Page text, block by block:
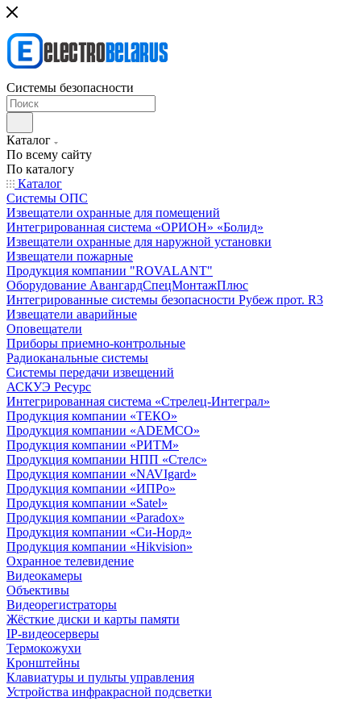
Системы безопасности
Каталог
По всему сайту
По каталогу
Каталог
Системы ОПС
Извещатели охранные для помещений
Интегрированная система «ОРИОН» «Болид»
Извещатели охранные для наружной установки
Извещатели пожарные
Продукция компании "ROVALANT"
Оборудование АвангардСпецМонтажПлюс
Интегрированные системы безопасности Рубеж прот. R3
Извещатели аварийные
Оповещатели
Приборы приемно-контрольные
Радиоканальные системы
Системы передачи извещений
АСКУЭ Ресурс
Интегрированная система «Стрелец-Интеграл»
Продукция компании «ТЕКО»
Продукция компании «ADEMCO»
Продукция компании «РИТМ»
Продукция компании НПП «Стелс»
Продукция компании «NAVIgard»
Продукция компании «ИПРо»
Продукция компании «Satel»
Продукция компании «Paradox»
Продукция компании «Си-Норд»
Продукция компании «Hikvision»
Охранное телевидение
Видеокамеры
Объективы
Видеорегистраторы
Жёсткие диски и карты памяти
IP-видеосерверы
Термокожухи
Кронштейны
Клавиатуры и пульты управления
Устройства инфракрасной подсветки